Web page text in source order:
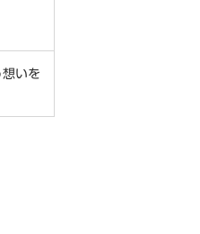
いを